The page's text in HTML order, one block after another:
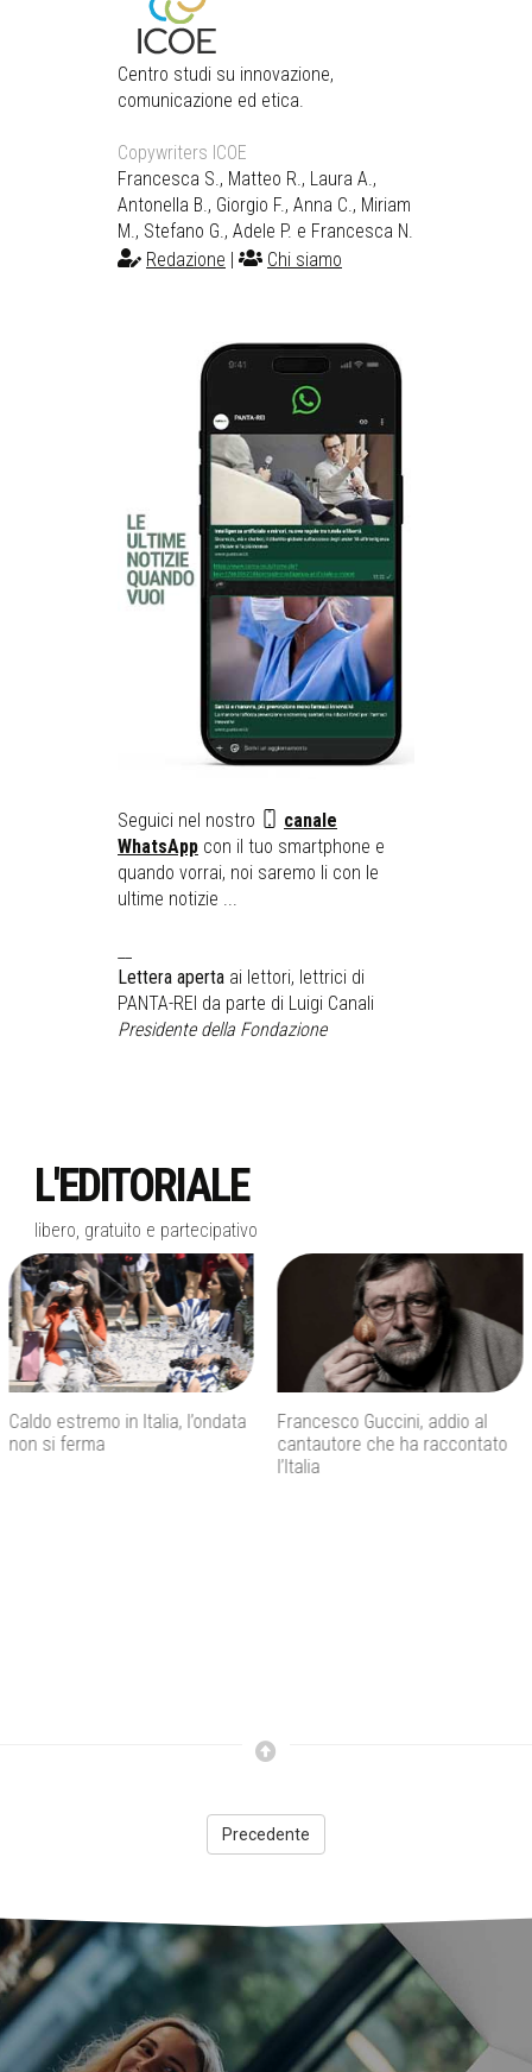
Centro studi su innovazione,
comunicazione ed etica.
Copywriters ICOE
Francesca S., Matteo R., Laura A.,
Antonella B., Giorgio F., Anna C., Miriam
M., Stefano G., Adele P. e Francesca N.
Redazione
Chi siamo
Seguici nel nostro
canale
WhatsApp con il tuo smartphone e
quando vorrai, noi saremo li con le
ultime notizie ...
Lettera aperta ai lettori, lettrici di
PANTA-REI da parte di Luigi Canali
Presidente della Fondazione
L'EDITORIALE
libero, gratuito e partecipativo
Francesco Guccini, addio al
cantautore che ha raccontato
Inps, bonus assunzioni per
madri con tre figli e incentivi per
giovani under 35
Precedente